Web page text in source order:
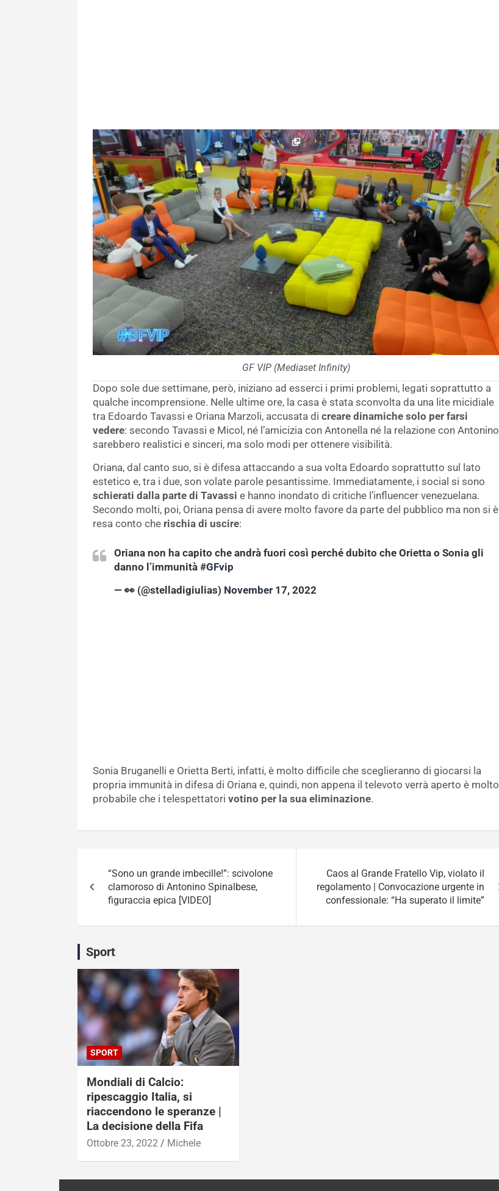
GF VIP (Mediaset Infinity)
Dopo sole due settimane, però, iniziano ad esserci i primi problemi, legati soprattutto a
qualche incomprensione. Nelle ultime ore, la casa è stata sconvolta da una lite micidiale
tra Edoardo Tavassi e Oriana Marzoli, accusata di creare dinamiche solo per farsi
vedere: secondo Tavassi e Micol, né l’amicizia con Antonella né la relazione con Antonino
sarebbero realistici e sinceri, ma solo modi per ottenere visibilità.
Oriana, dal canto suo, si è difesa attaccando a sua volta Edoardo soprattutto sul lato
estetico e, tra i due, son volate parole pesantissime. Immediatamente, i social si sono
schierati dalla parte di Tavassi e hanno inondato di critiche l’influencer venezuelana.
Secondo molti, poi, Oriana pensa di avere molto favore da parte del pubblico ma non si è
resa conto che rischia di uscire:
Oriana non ha capito che andrà fuori così perché dubito che Orietta o Sonia gli
danno l’immunità #GFvip
— 👀 (@stelladigiulias) November 17, 2022
Sonia Bruganelli e Orietta Berti, infatti, è molto difficile che sceglieranno di giocarsi la
propria immunità in difesa di Oriana e, quindi, non appena il televoto verrà aperto è molto
probabile che i telespettatori
votino per la sua eliminazione
articoli
“Sono un grande imbecille!”: scivolone
clamoroso di Antonino Spinalbese,
figuraccia epica [VIDEO]
Caos al Grande Fratello Vip, violato il
regolamento | Convocazione urgente in
confessionale: “Ha superato il limite”
Sport
SPORT
Mondiali di Calcio:
ripescaggio Italia, si
riaccendono le speranze |
La decisione della Fifa
Ottobre 23, 2022 Michele